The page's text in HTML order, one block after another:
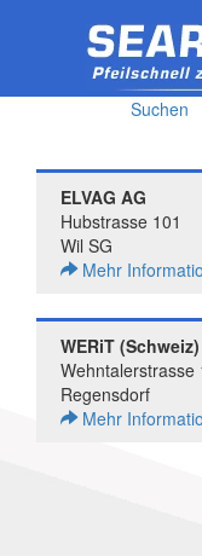
Suchen
ELVAG AG
Hubstrasse 101
Wil SG
Mehr
WERiT
Wehntalerstrasse
Regensdorf
Mehr